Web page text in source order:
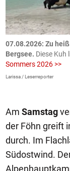
07.08.2026: Zu
Bergsee. Diese Kuh
Sommers 2026 >>
Larissa / Leserreporter
Am Samstag
der Föhn greift
durch. Im
Südostwind.